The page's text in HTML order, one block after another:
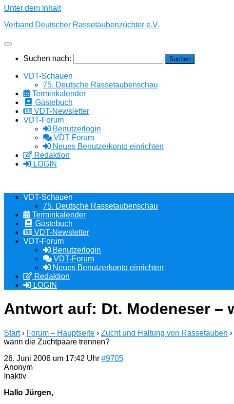
Unter dem Inhalt
Verband Deutscher Rassetaubenzüchter e.V.
Suchen nach:
VDT-Schauen
75. Deutsche Rassetaubenschau
Terminkalender
Gästebuch
VDT-Newsletter
VDT-Forum
Benutzerlogin
VDT-Forum
Neues Benutzerkonto einrichten
Redaktion
LOGIN
VDT-Schauen
75. Deutsche Rassetaubenschau
Terminkalender
Gästebuch
VDT-Newsletter
VDT-Forum
Benutzerlogin
VDT-Forum
Neues Benutzerkonto einrichten
Redaktion
LOGIN
Antwort auf: Dt. Modeneser –
Start › Forum – Hauptseite › Zucht und Haltung von Rassetauben ›
wann die Zuchtpaare trennen?
26. Juni 2006 um 17:42 Uhr #9705
Anonym
Inaktiv
Hallo Jürgen,